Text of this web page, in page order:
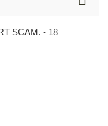
SCAM. - 18